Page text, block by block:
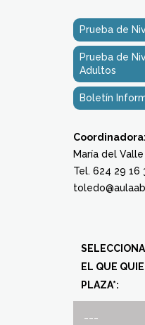
Prueba de
Prueba de
Adultos
Boletín
Coordinadora:
María del Valle
Tel. 624 29 16
EL QUE
PLAZA*: